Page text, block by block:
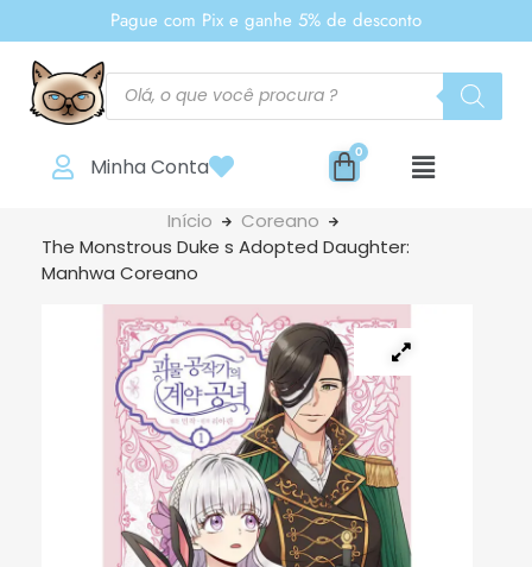
Pague com Pix e ganhe 5% de desconto
Minha Conta
Início
Coreano
The Monstrous Duke s Adopted Daughter:
Manhwa Coreano